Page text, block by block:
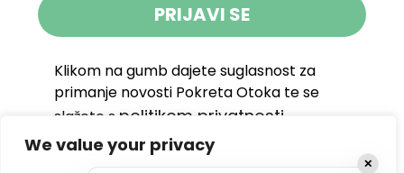
We value your privacy
PRIJAVI SE
Klikom na gumb dajete suglasnost za
primanje novosti Pokreta Otoka te se
slažete s politikom privatnosti.
DRUŠTVENE MREŽE ✕